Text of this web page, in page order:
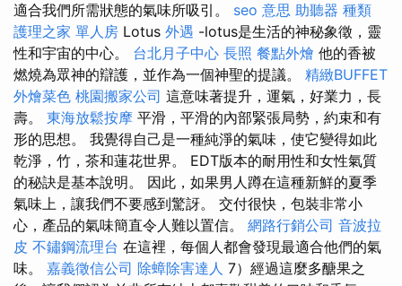
適合我們所需狀態的氣味所吸引。 seo 意思 助聽器 種類
護理之家 單人房 Lotus 外遇 -lotus是生活的神秘象徵，靈
性和宇宙的中心。 台北月子中心 長照 餐點外燴 他的香被
燃燒為眾神的辯護，並作為一個神聖的提議。 精緻BUFFET
外燴菜色 桃園搬家公司 這意味著提升，運氣，好業力，長
壽。 東海放鬆按摩 平滑，平滑的內部緊張局勢，約束和有
形的思想。 我覺得自己是一種純淨的氣味，使它變得如此
乾淨，竹，茶和蓮花世界。 EDT版本的耐用性和女性氣質
的秘訣是基本說明。 因此，如果男人蹲在這種新鮮的夏季
氣味上，讓我們不要感到驚訝。 交付很快，包裝非常小
心，產品的氣味簡直令人難以置信。 網路行銷公司 音波拉
皮 不鏽鋼流理台 在這裡，每個人都會發現最適合他們的氣
味。 嘉義徵信公司 除蟑除害達人 7）經過這麼多醣果之